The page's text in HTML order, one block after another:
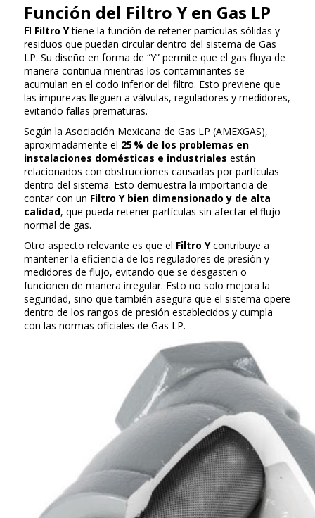
Función del Filtro Y en Gas LP
El Filtro Ytiene la función de retener partículas sólidas y
residuos que puedan circular dentro del sistema de Gas
LP. Su diseño en forma de “Y” permite que el gas fluya de
manera continua mientras los contaminantes se
acumulan en el codo inferior del filtro. Esto previene que
las impurezas lleguen a válvulas, reguladores y medidores,
evitando fallas prematuras.
Según la Asociación Mexicana de Gas LP (AMEXGAS),
aproximadamente el 25 % de los problemas en
instalaciones domésticas e industriales están
relacionados con obstrucciones causadas por partículas
dentro del sistema. Esto demuestra la importancia de
contar con un Filtro Y bien dimensionado y de alta
calidad, que pueda retener partículas sin afectar el flujo
normal de gas.
Otro aspecto relevante es que el Filtro Ycontribuye a
mantener la eficiencia de los reguladores de presión y
medidores de flujo, evitando que se desgasten o
funcionen de manera irregular. Esto no solo mejora la
seguridad, sino que también asegura que el sistema opere
dentro de los rangos de presión establecidos y cumpla
con las normas oficiales de Gas LP.